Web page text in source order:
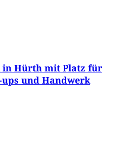
in Hürth mit Platz für
und Handwerk